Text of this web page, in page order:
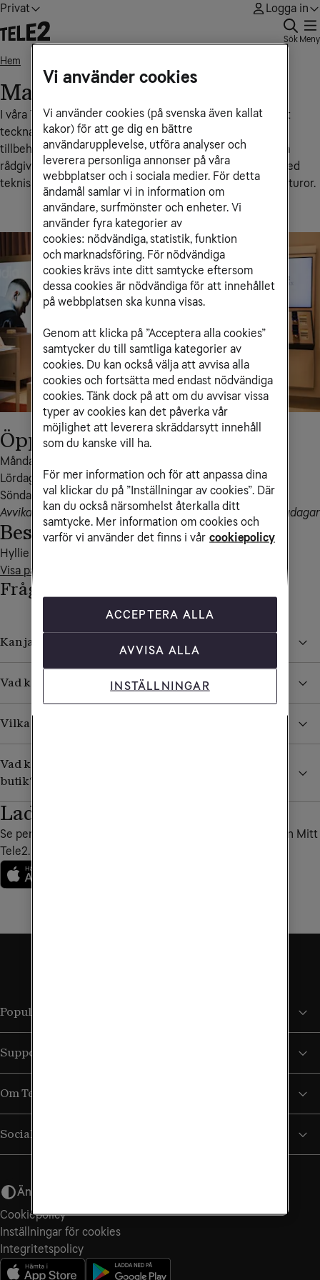
Privat Logga in
Sök Meny
Hem
Malmö, Emporia
I våra Tele2‑butiker får du personlig hjälp med allt från att
teckna eller ändra abonnemang till att köpa mobiler och
tillbehör samt bredbands- och tv-abonnemang. Du kan få
rådgivning om vilken lösning som passar dig bäst, hjälp med
tekniska inställningar, nummerflytt eller support kring fakturor.
Öppettider
Måndag – fredag 10-20
Lördag 10-20
Söndag 10-20
Avvikande öppettider kan förekomma i samband med helgdagar
Besöksadress
Visa på kartan
Frågor och svar
Kan jag ringa till en specifik Tele2-butik?
Vad kan jag få hjälp med i en Tele2-butik?
Vilka är Tele2s återförsäljare?
Vad kan jag som företagare få hjälp med i en Tele2-
butik?
Ladda ner vår app
Se personliga erbjudanden, fakturor och annat bra i appen Mitt
Tele2.
Populära sidor
Support
Om Tele2
Sociala medier
Ändra utseende
Cookiepolicy
Inställningar för cookies
Integritets­policy
Vi använder cookies
Vi använder cookies (på svenska även kallat
kakor) för att ge dig en bättre
användarupplevelse, utföra analyser och
leverera personliga annonser på våra
webbplatser och i sociala medier. För detta
ändamål samlar vi in information om
användare, surfmönster och enheter. Vi
använder fyra kategorier av
cookies: nödvändiga, statistik, funktion
och marknadsföring. För nödvändiga
cookies krävs inte ditt samtycke eftersom
dessa cookies är nödvändiga för att innehållet
på webbplatsen ska kunna visas.
Genom att klicka på ”Acceptera alla cookies”
samtycker du till samtliga kategorier av
cookies. Du kan också välja att avvisa alla
cookies och fortsätta med endast nödvändiga
cookies. Tänk dock på att om du avvisar vissa
typer av cookies kan det påverka vår
möjlighet att leverera skräddarsytt innehåll
som du kanske vill ha.
För mer information och för att anpassa dina
val klickar du på ”Inställningar av cookies”. Där
kan du också närsomhelst återkalla ditt
samtycke. Mer information om cookies och
varför vi använder det finns i vår cookiepolicy
ACCEPTERA ALLA
AVVISA ALLA
INSTÄLLNINGAR